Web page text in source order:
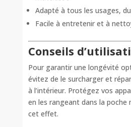
Adapté à tous les usages,
Facile à entretenir et à
Conseils
Pour garantir une longévité
évitez de le surcharger et
à l’intérieur. Protégez vos
en les rangeant dans la poche
cet effet.